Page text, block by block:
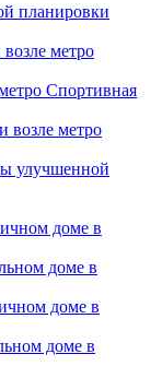
планировки
метро
Спортивная
возле метро
улучшенной
доме в
доме в
доме в
доме в